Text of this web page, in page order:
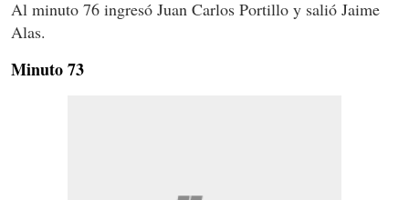
Al minuto 76 ingresó Juan Carlos Portillo y salió Jaime
Alas.
Minuto 73